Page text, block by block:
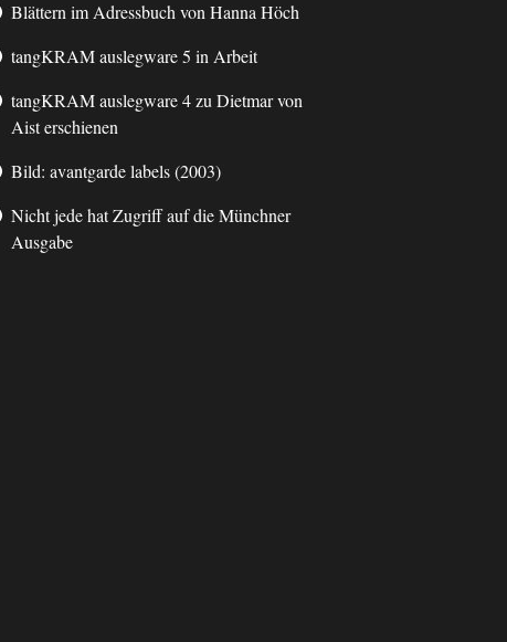
Blättern im Adressbuch von Hanna Höch
tangKRAM auslegware 5 in Arbeit
tangKRAM auslegware 4 zu Dietmar von
Aist erschienen
Bild: avantgarde labels (2003)
Nicht jede hat Zugriff auf die Münchner
Ausgabe